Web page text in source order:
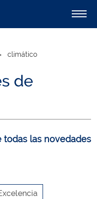
climático
de
todas las novedades